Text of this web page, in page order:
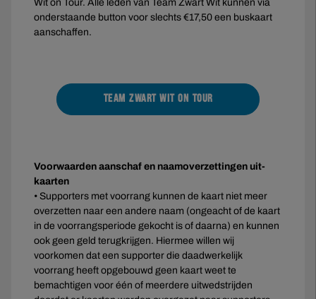
Wit on Tour. Alle leden van Team Zwart Wit kunnen via
onderstaande button voor slechts €17,50 een buskaart
aanschaffen.
TEAM ZWART WIT ON TOUR
Voorwaarden aanschaf en naamoverzettingen uit-
kaarten
• Supporters met voorrang kunnen de kaart niet meer
overzetten naar een andere naam (ongeacht of de kaart
in de voorrangsperiode gekocht is of daarna) en kunnen
ook geen geld terugkrijgen. Hiermee willen wij
voorkomen dat een supporter die daadwerkelijk
voorrang heeft opgebouwd geen kaart weet te
bemachtigen voor één of meerdere uitwedstrijden